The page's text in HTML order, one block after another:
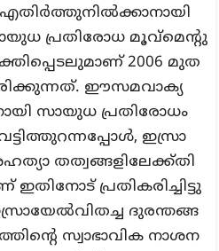
പ്രതിരോധ മൂവ്‌മെന്റു
2006 മുത
ഈസമവാക്യ
സായുധ പ്രതിരോധം
ഇസ്രാ
തത്വങ്ങളിലേക്ക്തി
പ്രതികരിച്ചിട്ടു
ദുരന്തങ്ങ
സ്വാഭാവിക നാശന